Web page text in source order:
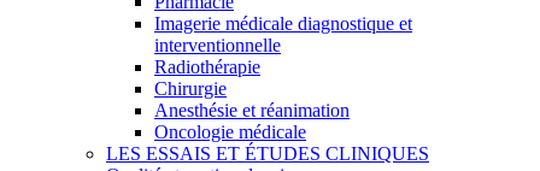
Imagerie médicale diagnostique et
interventionnelle
Radiothérapie
Chirurgie
Anesthésie et réanimation
Oncologie médicale
LES ESSAIS ET ÉTUDES CLINIQUES